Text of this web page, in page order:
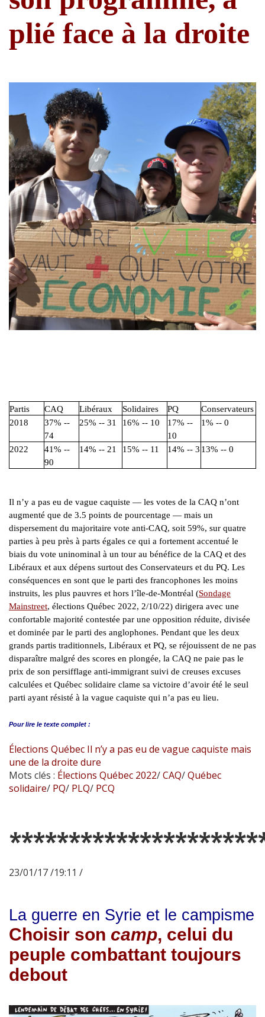
plié face à la droite
Partis CAQ Libéraux Solidaires PQ
Conservateurs
2018
37% --
74
25% -- 31 16% -- 10
17% --
10
1% -- 0
2022
41% --
90
14% -- 21 15% -- 11 14% -- 3 13% -- 0
Il n’y a pas eu de vague caquiste — les votes de la CAQ n’ont
augmenté que de 3.5 points de pourcentage — mais un
dispersement du majoritaire vote anti-CAQ, soit 59%, sur quatre
parties à peu près à parts égales ce qui a fortement accentué le
biais du vote uninominal à un tour au bénéfice de la CAQ et des
Libéraux et aux dépens surtout des Conservateurs et du PQ. Les
conséquences en sont que le parti des francophones les moins
instruits, les plus pauvres et hors l’île-de-Montréal (Sondage
Mainstreet, élections Québec 2022, 2/10/22) dirigera avec une
confortable majorité contestée par une opposition réduite, divisée
et dominée par le parti des anglophones. Pendant que les deux
grands partis traditionnels, Libéraux et PQ, se réjouissent de ne pas
disparaître malgré des scores en plongée, la CAQ ne paie pas le
prix de son persifflage anti-immigrant suivi de creuses excuses
calculées et Québec solidaire clame sa victoire d’avoir été le seul
parti ayant résisté à la vague caquiste qui n’a pas eu lieu.
Pour lire le texte complet :
Élections Québec Il n’y a pas eu de vague caquiste mais
une de la droite dure
Mots clés : Élections Québec 2022/CAQ/Québec
solidaire/ PQ/ PLQ/ PCQ
23/01/17 /19:11 /
La guerre en Syrie et le campisme
Choisir son camp, celui du
peuple combattant toujours
debout